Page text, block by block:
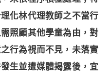
化林代理教師之不當行
照顧其他學童為由，對
行為視而不見，未落實
生並遭媒體揭露後，宜